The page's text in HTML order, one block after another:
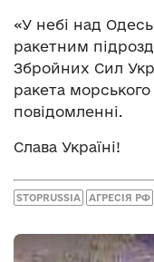
«У небі над
ракетним
Збройних Сил
ракета
повідомленні.
Слава Україні!
STOPRUSSIA АГРЕСІЯ РФ